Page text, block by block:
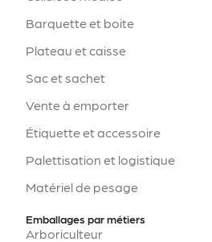
Barquette et boite
Plateau et caisse
Sac et sachet
Vente à emporter
Étiquette et accessoire
Palettisation et logistique
Matériel de pesage
Emballages par métiers
Arboriculteur